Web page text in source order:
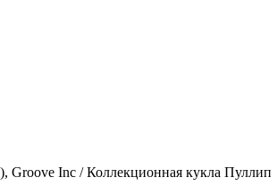
Groove Inc / Коллекционная кукла Пуллип